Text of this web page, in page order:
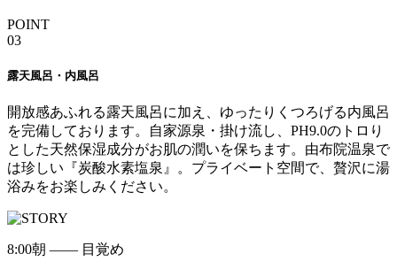
POINT
03
露天風呂・内風呂
開放感あふれる露天風呂に加え、ゆったりくつろげる内風呂
を完備しております。自家源泉・掛け流し、PH9.0のトロり
とした天然保湿成分がお肌の潤いを保ちます。由布院温泉で
は珍しい『炭酸水素塩泉』。プライベート空間で、贅沢に湯
浴みをお楽しみください。
8:00朝 —— 目覚め